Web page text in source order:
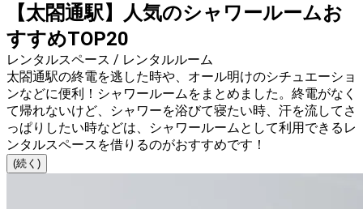
【太閤通駅】人気のシャワールームお
すすめTOP20
レンタルスペース / レンタルルーム
太閤通駅の終電を逃した時や、オール明けのシチュエーショ
ンなどに便利！シャワールームをまとめました。終電がなく
て帰れないけど、シャワーを浴びて寝たい時、汗を流してさ
っぱりしたい時などは、シャワールームとして利用できるレ
ンタルスペースを借りるのがおすすめです！
(続く)